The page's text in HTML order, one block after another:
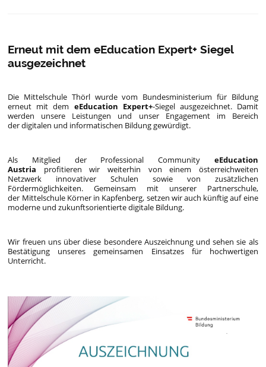
Erneut mit dem eEducation Expert+ Siegel
ausgezeichnet
Die Mittelschule Thörl wurde vom Bundesministerium für Bildung
erneut mit dem eEducation Expert+-Siegel ausgezeichnet. Damit
werden unsere Leistungen und unser Engagement im Bereich
der digitalen und informatischen Bildung gewürdigt.
Als Mitglied der Professional Community
eEducation
Austria
profitieren wir weiterhin von einem österreichweiten
Netzwerk innovativer Schulen sowie von zusätzlichen
Fördermöglichkeiten. Gemeinsam mit unserer Partnerschule,
der Mittelschule Körner in Kapfenberg, setzen wir auch künftig auf eine
moderne und zukunftsorientierte digitale Bildung.
Wir freuen uns über diese besondere Auszeichnung und sehen sie als
Bestätigung unseres gemeinsamen Einsatzes für hochwertigen
Unterricht.